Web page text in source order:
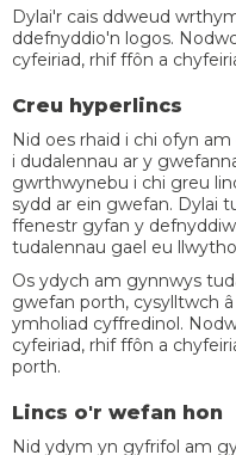
Dylai'r cais ddweud
ddefnyddio'n logos.
cyfeiriad, rhif ffôn a
Creu hyperlincs
Nid oes rhaid i chi ofyn
i dudalennau ar y
gwrthwynebu i chi greu
sydd ar ein gwefan. Dylai
ffenestr gyfan y
tudalennau gael eu
Os ydych am gynnwys
gwefan porth, cysylltwch
ymholiad cyffredinol.
cyfeiriad, rhif ffôn a
porth.
Lincs o'r wefan hon
Nid ydym yn gyfrifol am